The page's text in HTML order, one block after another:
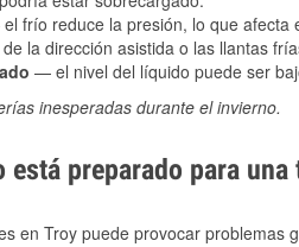
frío reduce la presión, lo que afecta
la dirección asistida o las llantas
— el nivel del líquido puede ser
inesperadas durante el invierno.
preparado para
en Troy puede provocar problemas